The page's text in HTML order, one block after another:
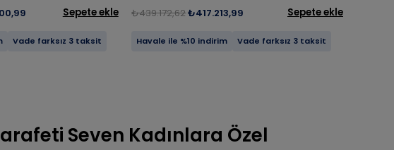
Sepete ekle
Vade farksız 3 taksit
₺439.172,62₺417.213,99 Sepete ekle
Havale ile %10 indirim Vade farksız 3 taksit
Seven Kadınlara Özel